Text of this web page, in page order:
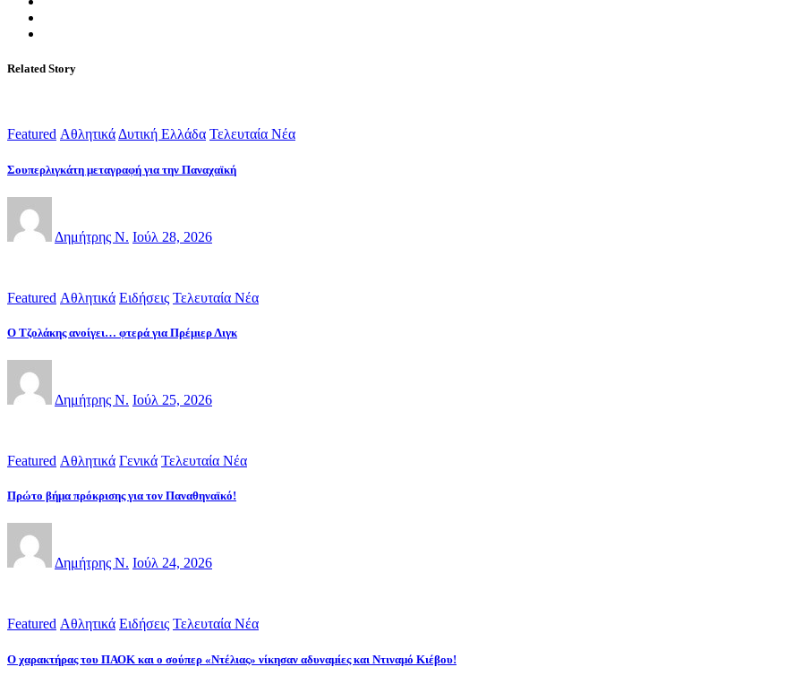
Related Story
Featured ΑθλητικάΔυτική Ελλάδα Τελευταία Νέα
Σουπερλιγκάτη μεταγραφή για την Παναχαϊκή
Δημήτρης Ν. Ιούλ 28, 2026
Featured Αθλητικά Ειδήσεις Τελευταία Νέα
Ο Τζολάκης ανοίγει… φτερά για Πρέμιερ Λιγκ
Δημήτρης Ν. Ιούλ 25, 2026
Featured Αθλητικά Γενικά Τελευταία Νέα
Πρώτο βήμα πρόκρισης για τον Παναθηναϊκό!
Δημήτρης Ν. Ιούλ 24, 2026
Featured Αθλητικά Ειδήσεις Τελευταία Νέα
Ο χαρακτήρας του ΠΑΟΚ και ο σούπερ «Ντέλιας» νίκησαν αδυναμίες και Ντιναμό Κιέβου!